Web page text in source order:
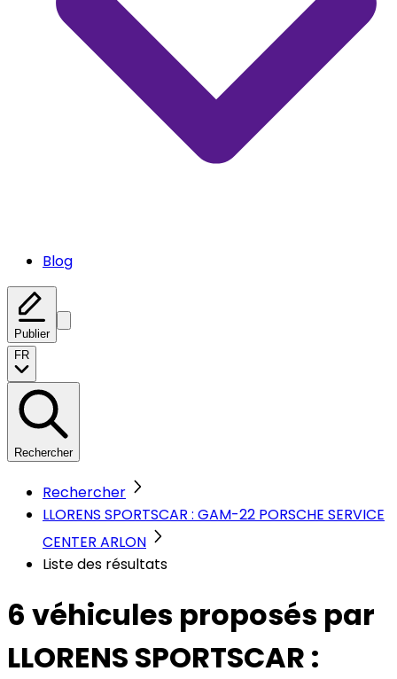
Blog
Publier
FR
Rechercher
Rechercher
LLORENS SPORTSCAR : GAM-22 PORSCHE SERVICE
CENTER ARLON
Liste des résultats
6 véhicules proposés par
LLORENS SPORTSCAR :